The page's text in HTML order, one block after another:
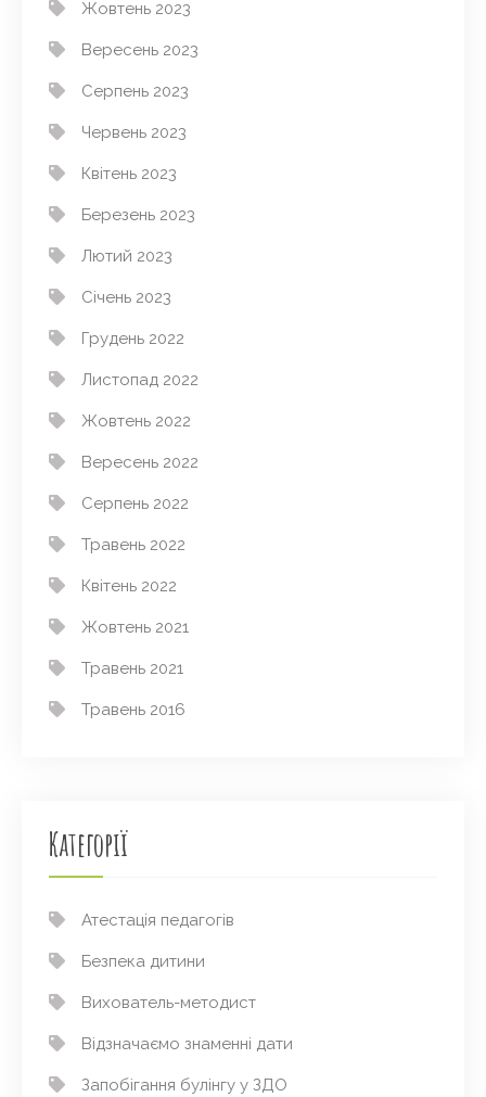
Жовтень 2023
Вересень 2023
Серпень 2023
Червень 2023
Квітень 2023
Березень 2023
Лютий 2023
Січень 2023
Грудень 2022
Листопад 2022
Жовтень 2022
Вересень 2022
Серпень 2022
Травень 2022
Квітень 2022
Жовтень 2021
Травень 2021
Травень 2016
Категорії
Атестація педагогів
Безпека дитини
Вихователь-методист
Відзначаємо знаменні дати
Запобігання булінгу у ЗДО